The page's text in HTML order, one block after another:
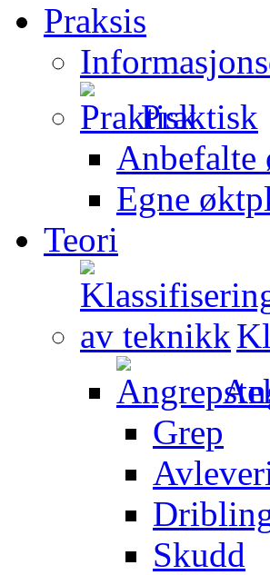
Praksis
Praktisk
Anbefalte
Egne
Teori
Grep
Skudd